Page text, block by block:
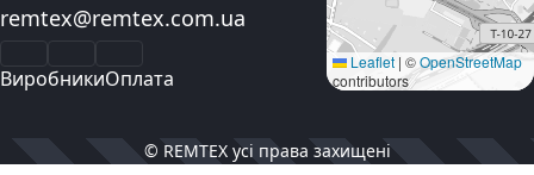
Електронна пошта:
remtex@remtex.com.ua
ВиробникиОплата
Leaflet | ©OpenStreetMap
contributors
© REMTEX усі права захищені